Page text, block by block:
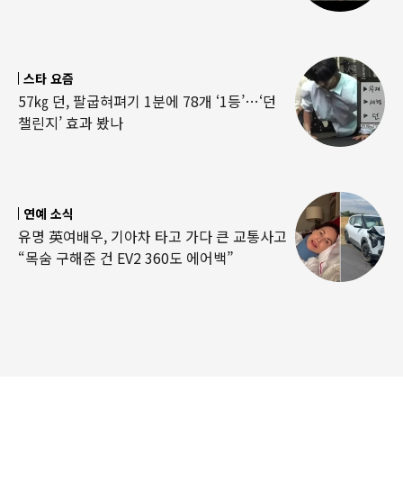
스타 요즘
57㎏ 던, 팔굽혀펴기 1분에 78개 ‘1등’…‘던
챌린지’ 효과 봤나
연예 소식
유명 英여배우, 기아차 타고 가다 큰 교통사고
“목숨 구해준 건 EV2 360도 에어백”